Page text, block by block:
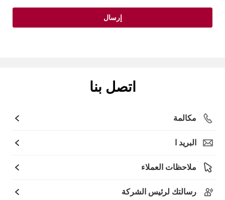
إرسال
اتصل بنا
مكالمة
البريد ا
ملاحظات العملاء
رسالتك لرئيس الشركة